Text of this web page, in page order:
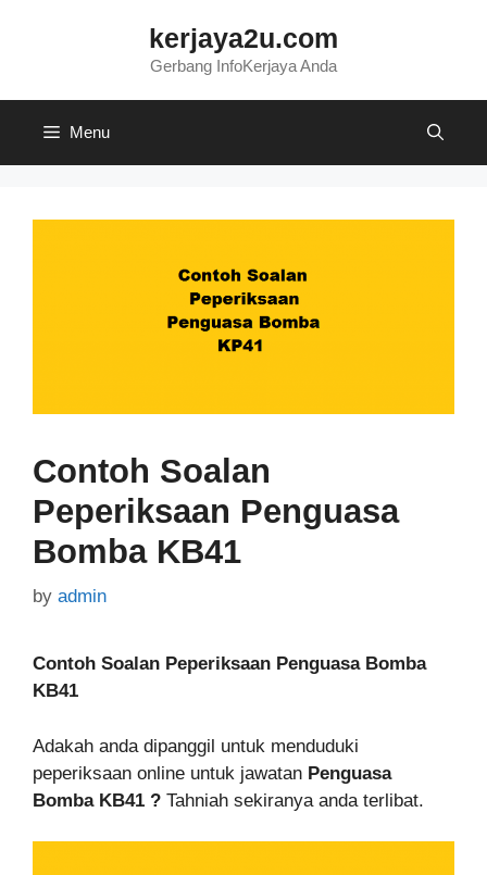
kerjaya2u.com
Gerbang InfoKerjaya Anda
Menu
Contoh Soalan
Peperiksaan Penguasa
Bomba KB41
by admin
Contoh Soalan Peperiksaan Penguasa Bomba
KB41
Adakah anda dipanggil untuk menduduki
peperiksaan online untuk jawatan Penguasa
Bomba KB41 ? Tahniah sekiranya anda terlibat.